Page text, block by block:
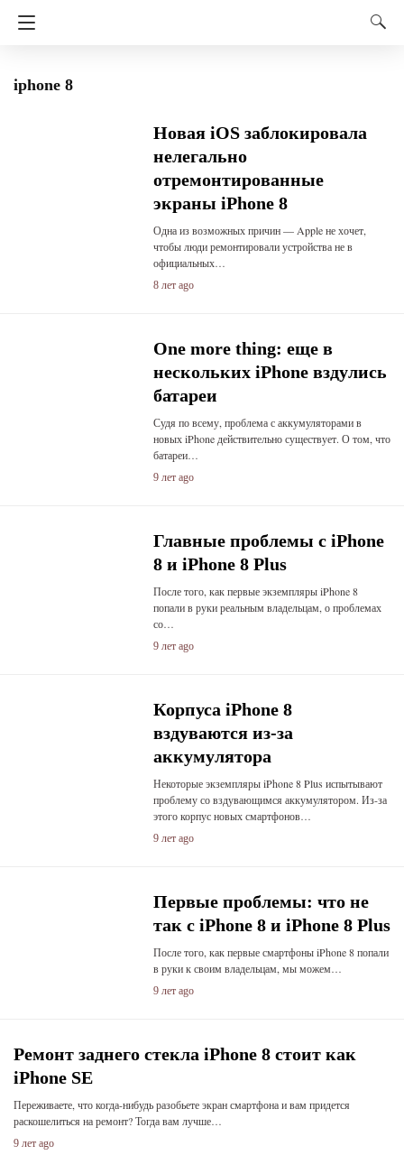
iphone 8
Новая iOS заблокировала
нелегально
отремонтированные
экраны iPhone 8
Одна из возможных причин — Apple не хочет,
чтобы люди ремонтировали устройства не в
официальных…
8 лет ago
One more thing: еще в
нескольких iPhone вздулись
батареи
Судя по всему, проблема с аккумуляторами в
новых iPhone действительно существует. О том, что
батареи…
9 лет ago
Главные проблемы с iPhone
8 и iPhone 8 Plus
После того, как первые экземпляры iPhone 8
попали в руки реальным владельцам, о проблемах
со…
9 лет ago
Корпуса iPhone 8
вздуваются из-за
аккумулятора
Некоторые экземпляры iPhone 8 Plus испытывают
проблему со вздувающимся аккумулятором. Из-за
этого корпус новых смартфонов…
9 лет ago
Первые проблемы: что не
так с iPhone 8 и iPhone 8 Plus
После того, как первые смартфоны iPhone 8 попали
в руки к своим владельцам, мы можем…
9 лет ago
Ремонт заднего стекла iPhone 8 стоит как
iPhone SE
Переживаете, что когда-нибудь разобьете экран смартфона и вам придется
раскошелиться на ремонт? Тогда вам лучше…
9 лет ago